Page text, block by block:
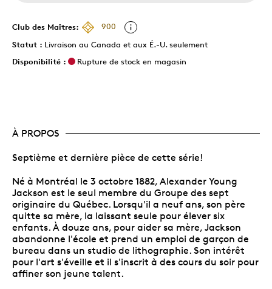
Club des Maîtres:
900
Statut : Livraison au Canada et aux É.-U. seulement
Disponibilité :
Rupture de stock en magasin
À PROPOS
Septième et dernière pièce de cette série!
Né à Montréal le 3 octobre 1882, Alexander Young
Jackson est le seul membre du Groupe des sept
originaire du Québec. Lorsqu'il a neuf ans, son père
quitte sa mère, la laissant seule pour élever six
enfants. À douze ans, pour aider sa mère, Jackson
abandonne l'école et prend un emploi de garçon de
bureau dans un studio de lithographie. Son intérêt
pour l'art s'éveille et il s'inscrit à des cours du soir pour
affiner son jeune talent.